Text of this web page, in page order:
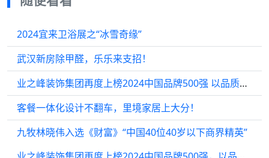
2024宜来卫浴展之“冰雪奇缘”
武汉新房除甲醛，乐乐来支招！
业之峰装饰集团再度上榜2024中国品牌500强 以品质领跑行业
客餐一体化设计不翻车，里境家居上大分！
九牧林晓伟入选《财富》“中国40位40岁以下商界精英”